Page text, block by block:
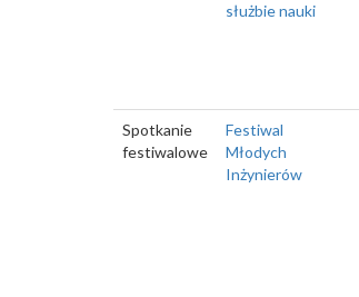
służbie nauki
Spotkanie
festiwalowe
Festiwal
Młodych
Inżynierów